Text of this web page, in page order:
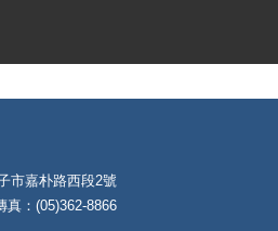
市嘉朴路西段2號
：(05)362-8866